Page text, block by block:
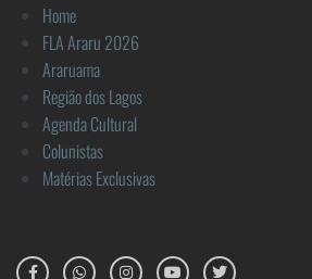
Home
FLA Araru 2026
Araruama
Região dos Lagos
Agenda Cultural
Colunistas
Matérias Exclusivas